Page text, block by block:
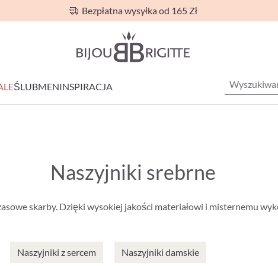
Bezpłatna wysyłka od 165 Zł
ŚLUBMENINSPIRACJA
Naszyjniki srebrne
skarby. Dzięki wysokiej jakości materiałowi i misternemu
Naszyjniki z sercem Naszyjniki damskie